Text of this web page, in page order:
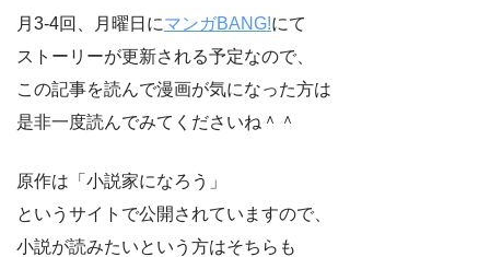
月3-4回、月曜日にマンガBANG!にて
ストーリーが更新される予定なので、
この記事を読んで漫画が気になった方は
是非一度読んでみてくださいね＾＾
原作は「小説家になろう」
というサイトで公開されていますので、
小説が読みたいという方はそちらも